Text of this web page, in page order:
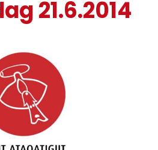
21.6.2014